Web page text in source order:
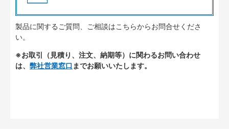
製品に関するご質問、ご相談はこちらからお問合せくださ
い。
※お取引（見積り、注文、納期等）に関わるお問い合わせ
は、 弊社営業窓口 までお願いいたします。